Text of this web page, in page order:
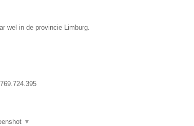
wel in de provincie Limburg.
▼